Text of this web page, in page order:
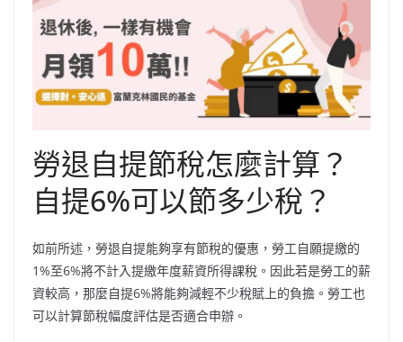
勞退自提節稅怎麼計算？
自提6%可以節多少稅？
如前所述，勞退自提能夠享有節稅的優惠，勞工自願提繳的
1%至6%將不計入提繳年度薪資所得課稅。因此若是勞工的薪
資較高，那麼自提6%將能夠減輕不少稅賦上的負擔。勞工也
可以計算節稅幅度評估是否適合申辦。